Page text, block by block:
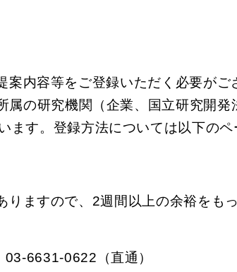
内容等をご登録いただく必要が
属の研究機関（企業、国立研究開
す。登録方法については以下のペ
ますので、2週間以上の余裕をも
6631-0622（直通）